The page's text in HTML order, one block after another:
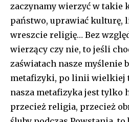
zaczynamy wierzyć w takie
państwo, uprawiać kulturę,
wreszcie religię… Bez
wierzący czy nie, to jeśli
zaświatach nasze myślenie
metafizyki, po linii wielkiej
nasza metafizyka jest tylko
przecież religia, przecież